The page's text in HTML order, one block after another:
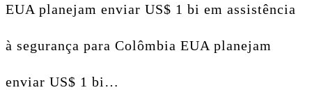
EUA planejam enviar US$ 1 bi em assistência
à segurança para Colômbia EUA planejam
enviar US$ 1 bi…